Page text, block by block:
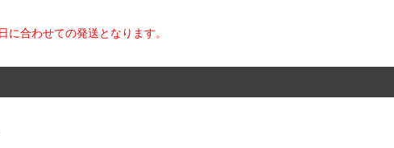
合わせての発送となります。